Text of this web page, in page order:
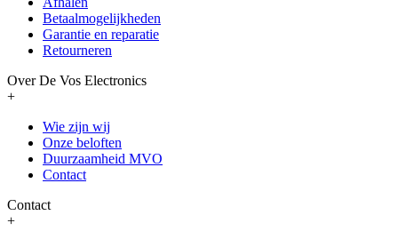
Betaalmogelijkheden
Garantie en reparatie
Retourneren
Over De Vos Electronics
+
Wie zijn wij
Onze beloften
Duurzaamheid MVO
Contact
Contact
+